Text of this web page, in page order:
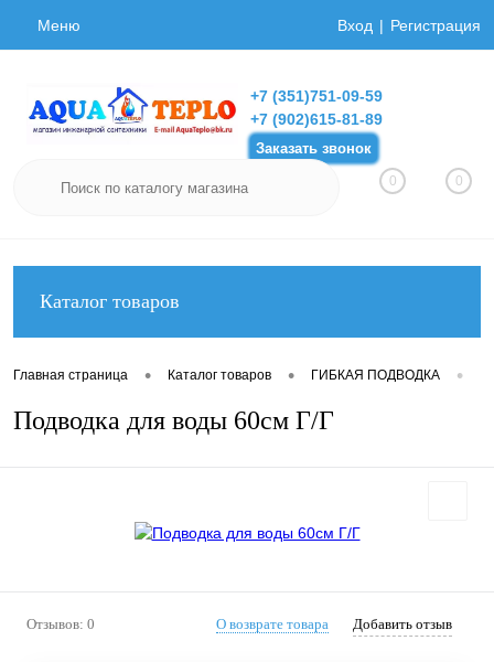
Меню Вход Регистрация
+7 (351)751-09-59
+7 (902)615-81-89
Заказать звонок
0 0
Каталог товаров
Главная страница • Каталог товаров • ГИБКАЯ ПОДВОДКА •
Подводка для воды 60см Г/Г
Отзывов: 0 О возврате товара Добавить отзыв